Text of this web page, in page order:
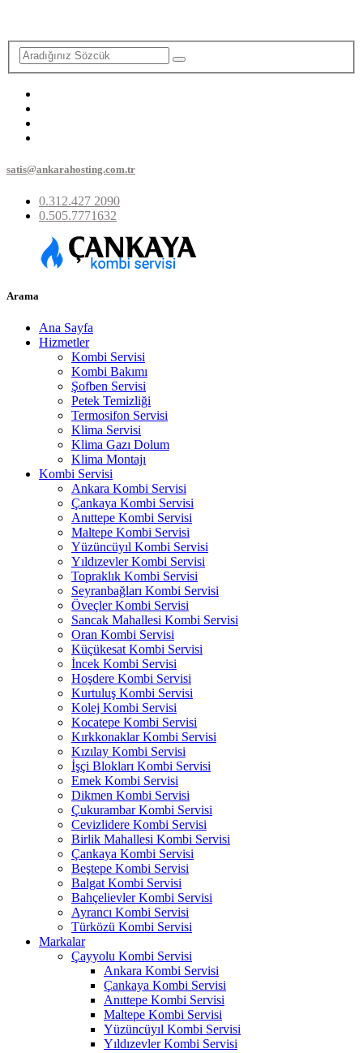
satis@ankarahosting.com.tr
0.312.427 2090
0.505.7771632
Arama
Ana Sayfa
Hizmetler
Kombi Servisi
Kombi Bakımı
Şofben Servisi
Petek Temizliği
Termosifon Servisi
Klima Servisi
Klima Gazı Dolum
Klima Montajı
Kombi Servisi
Ankara Kombi Servisi
Çankaya Kombi Servisi
Anıttepe Kombi Servisi
Maltepe Kombi Servisi
Yüzüncüyıl Kombi Servisi
Yıldızevler Kombi Servisi
Topraklık Kombi Servisi
Seyranbağları Kombi Servisi
Öveçler Kombi Servisi
Sancak Mahallesi Kombi Servisi
Oran Kombi Servisi
Küçükesat Kombi Servisi
İncek Kombi Servisi
Hoşdere Kombi Servisi
Kurtuluş Kombi Servisi
Kolej Kombi Servisi
Kocatepe Kombi Servisi
Kırkkonaklar Kombi Servisi
Kızılay Kombi Servisi
İşçi Blokları Kombi Servisi
Emek Kombi Servisi
Dikmen Kombi Servisi
Çukurambar Kombi Servisi
Cevizlidere Kombi Servisi
Birlik Mahallesi Kombi Servisi
Çankaya Kombi Servisi
Beştepe Kombi Servisi
Balgat Kombi Servisi
Bahçelievler Kombi Servisi
Ayrancı Kombi Servisi
Türközü Kombi Servisi
Markalar
Çayyolu Kombi Servisi
Ankara Kombi Servisi
Çankaya Kombi Servisi
Anıttepe Kombi Servisi
Maltepe Kombi Servisi
Yüzüncüyıl Kombi Servisi
Yıldızevler Kombi Servisi